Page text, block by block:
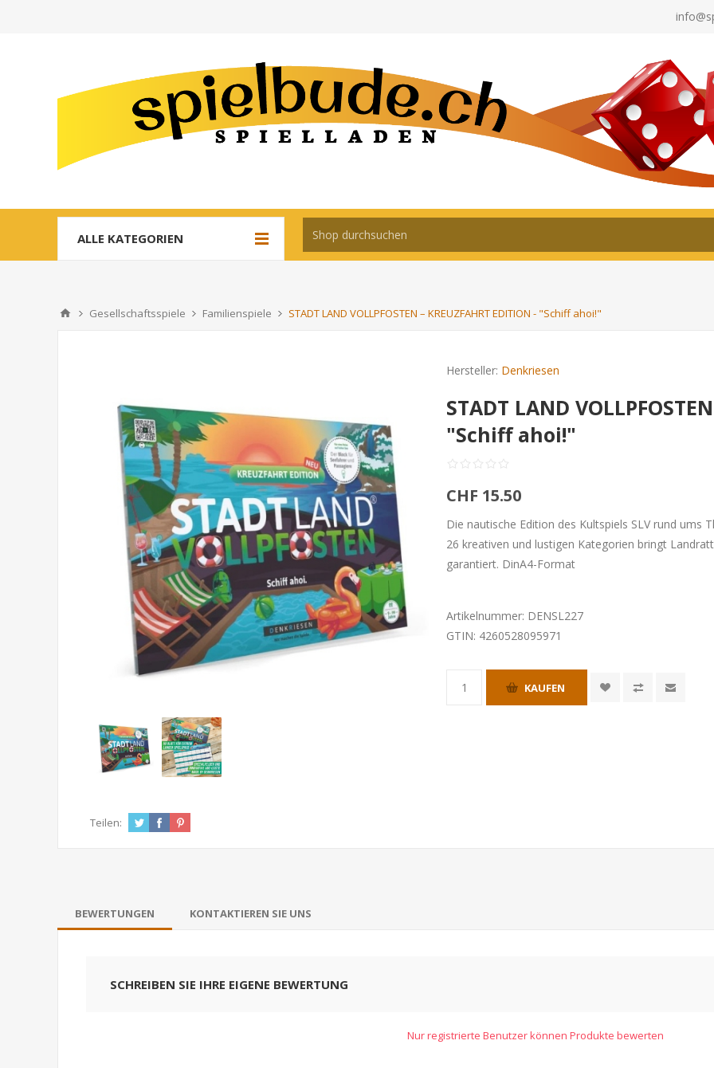
ALLE KATEGORIEN
Gesellschaftsspiele Familienspiele STADT LAND VOLLPFOSTEN – KREUZFAHRT EDITION - "Schiff ahoi!"
Hersteller: Denkriesen
STADT LAND
"Schiff ahoi!"
CHF 15.50
Die nautische Edition des Kultspiels SLV rund ums
26 kreativen und lustigen Kategorien bringt
garantiert. DinA4-Format
Artikelnummer: DENSL227
GTIN: 4260528095971
KAUFEN
Teilen:
BEWERTUNGEN KONTAKTIEREN SIE UNS
SCHREIBEN SIE IHRE EIGENE BEWERTUNG
Nur registrierte Benutzer können Produkte bewerten